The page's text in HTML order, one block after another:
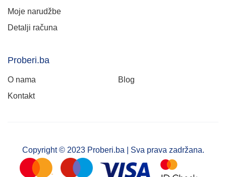
Moje narudžbe
Detalji računa
Proberi.ba
O nama
Blog
Kontakt
Copyright © 2023 Proberi.ba | Sva prava zadržana.